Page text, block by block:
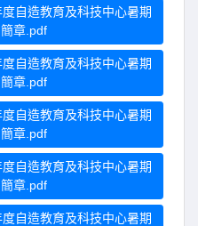
自造教育及科技中心暑期
章.pdf
自造教育及科技中心暑期
章.pdf
自造教育及科技中心暑期
章.pdf
自造教育及科技中心暑期
章.pdf
自造教育及科技中心暑期